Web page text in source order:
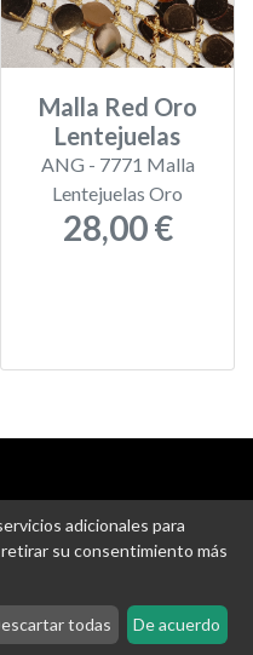
Malla Red Oro
Lentejuelas
ANG - 7771 Malla
Lentejuelas Oro
28,00 €
-Ajustes de Cookies
adicionales para
retirar su consentimiento más
todas De acuerdo